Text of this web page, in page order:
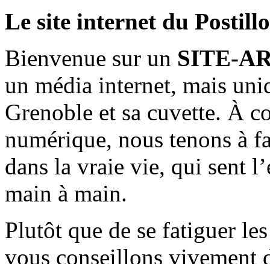
Le site internet du
Bienvenue sur un SITE-
un média internet, mais
Grenoble et sa cuvette. À
numérique, nous tenons à
dans la vraie vie, qui sent
main à main.
Plutôt que de se fatiguer
vous conseillons vivement